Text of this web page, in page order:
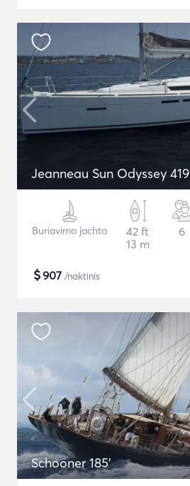
Jeanneau Sun Odyssey 419
Buriavimo jachta
42 ft
13 m
6
$907 /naktinis
Schooner 185'